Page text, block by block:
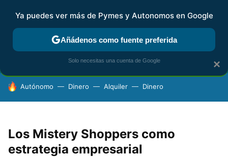
FISCALIDAD Y CONTABILIDAD KIT DIGITAL RENTA
HOY SE HABLA DE
Autónomo Dinero Alquiler Dinero
Los Mistery Shoppers como
estrategia empresarial
×
Ya puedes ver más de Pymes y Autonomos en Google
Añádenos como fuente preferida
Solo necesitas una cuenta de Google